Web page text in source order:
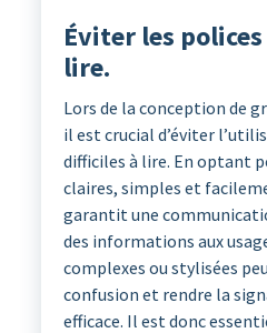
Éviter les
lire.
Lors de la conception de
il est crucial d’éviter
difficiles à lire. En optant
claires, simples et
garantit une
des informations aux
complexes ou stylisées
confusion et rendre la
efficace. Il est donc